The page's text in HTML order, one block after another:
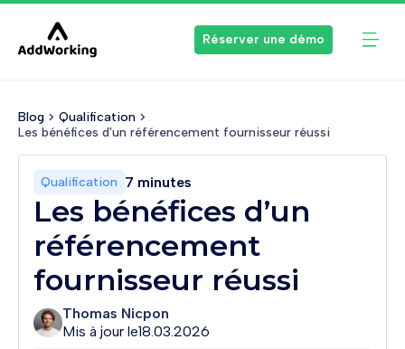
Réserver une démo
Blog
Qualification
Les bénéfices d'un référencement fournisseur réussi
Qualification 7 minutes
Les bénéfices d’un
référencement
fournisseur réussi
Thomas Nicpon
Mis à jour le18.03.2026